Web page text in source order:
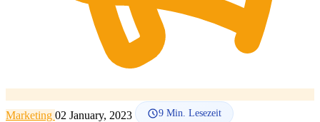
Marketing 02 January, 2023 9 Min. Lesezeit